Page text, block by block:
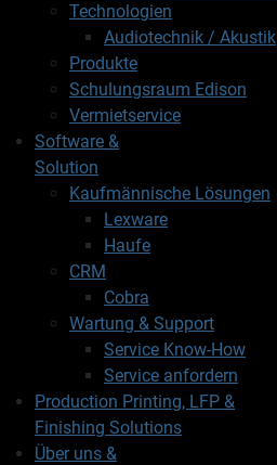
Technologien
Audiotechnik / Akustik
Produkte
Schulungsraum Edison
Vermietservice
Software &
Solution
Kaufmännische Lösungen
Lexware
Haufe
CRM
Cobra
Wartung & Support
Service Know-How
Service anfordern
Production Printing, LFP &
Finishing Solutions
Über uns &